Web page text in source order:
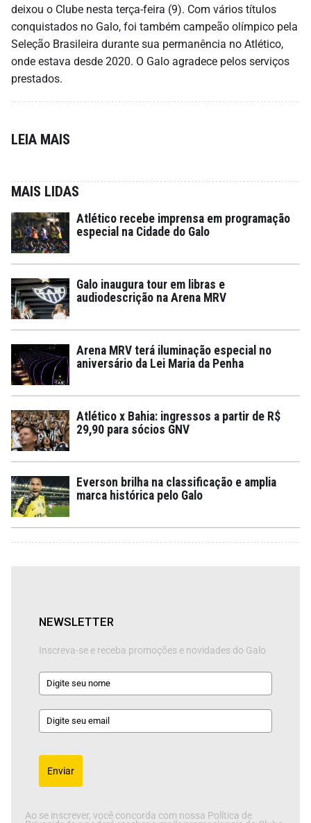
deixou o Clube nesta terça-feira (9). Com vários títulos
conquistados no Galo, foi também campeão olímpico pela
Seleção Brasileira durante sua permanência no Atlético,
onde estava desde 2020. O Galo agradece pelos serviços
prestados.
LEIA MAIS
MAIS LIDAS
Atlético recebe imprensa em programação
especial na Cidade do Galo
Galo inaugura tour em libras e
audiodescrição na Arena MRV
Arena MRV terá iluminação especial no
aniversário da Lei Maria da Penha
Atlético x Bahia: ingressos a partir de R$
29,90 para sócios GNV
Everson brilha na classificação e amplia
marca histórica pelo Galo
NEWSLETTER
Inscreva-se e receba promoções e novidades do Galo
Enviar
Ao se inscrever, você concorda com nossa Política de